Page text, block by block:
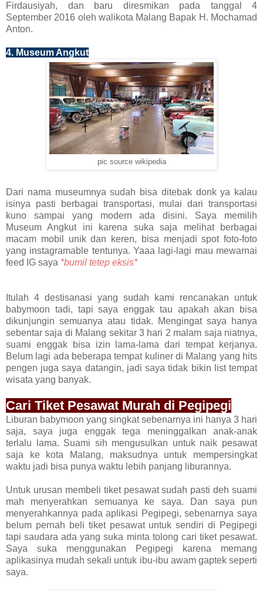
Firdausiyah, dan baru diresmikan pada tanggal 4
September 2016 oleh walikota Malang Bapak H. Mochamad
Anton.
4. Museum Angkut
pic source wikipedia
Dari nama museumnya sudah bisa ditebak donk ya kalau
isinya pasti berbagai transportasi, mulai dari transportasi
kuno sampai yang modern ada disini. Saya memilih
Museum Angkut ini karena suka saja melihat berbagai
macam mobil unik dan keren, bisa menjadi spot foto-foto
yang instagramable tentunya. Yaaa lagi-lagi mau mewarnai
feed IG saya *bumil tetep eksis*
Itulah 4 destisanasi yang sudah kami rencanakan untuk
babymoon tadi, tapi saya enggak tau apakah akan bisa
dikunjungin semuanya atau tidak. Mengingat saya hanya
sebentar saja di Malang sekitar 3 hari 2 malam saja niatnya,
suami enggak bisa izin lama-lama dari tempat kerjanya.
Belum lagi ada beberapa tempat kuliner di Malang yang hits
pengen juga saya datangin, jadi saya tidak bikin list tempat
wisata yang banyak.
Cari Tiket Pesawat Murah di Pegipegi
Liburan babymoon yang singkat sebenarnya ini hanya 3 hari
saja, saya juga enggak tega meninggalkan anak-anak
terlalu lama. Suami sih mengusulkan untuk naik pesawat
saja ke kota Malang, maksudnya untuk mempersingkat
waktu jadi bisa punya waktu lebih panjang liburannya.
Untuk urusan membeli tiket pesawat sudah pasti deh suami
mah menyerahkan semuanya ke saya. Dan saya pun
menyerahkannya pada aplikasi Pegipegi, sebenarnya saya
belum pernah beli tiket pesawat untuk sendiri di Pegipegi
tapi saudara ada yang suka minta tolong cari tiket pesawat.
Saya suka menggunakan Pegipegi karena memang
aplikasinya mudah sekali untuk ibu-ibu awam gaptek seperti
saya.